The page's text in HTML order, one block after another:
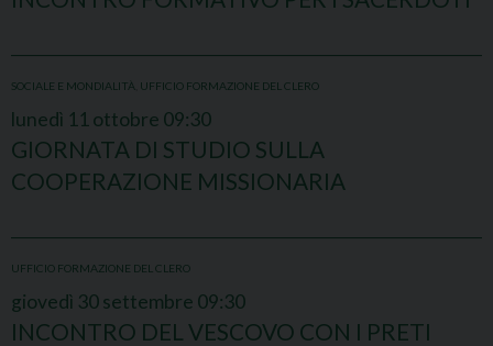
SOCIALE E MONDIALITÀ UFFICIO FORMAZIONE DEL CLERO
lunedì 11 ottobre 09:30
GIORNATA DI STUDIO SULLA
COOPERAZIONE MISSIONARIA
UFFICIO FORMAZIONE DEL CLERO
giovedì 30settembre 09:30
INCONTRO DEL VESCOVO CON I PRETI